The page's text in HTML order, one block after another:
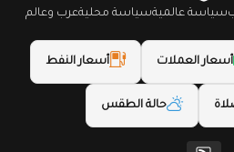
سياسة عالميةسياسة محليةعرب وعالم
أسعار العملات أسعار النفط
حالة الطقس